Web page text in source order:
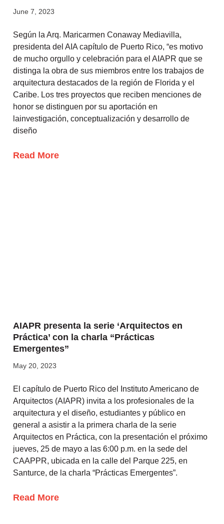
June 7, 2023
Según la Arq. Maricarmen Conaway Mediavilla,
presidenta del AIA capítulo de Puerto Rico, “es motivo
de mucho orgullo y celebración para el AIAPR que se
distinga la obra de sus miembros entre los trabajos de
arquitectura destacados de la región de Florida y el
Caribe. Los tres proyectos que reciben menciones de
honor se distinguen por su aportación en
lainvestigación, conceptualización y desarrollo de
diseño
Read More
AIAPR presenta la serie ‘Arquitectos en
Práctica’ con la charla “Prácticas
Emergentes”
May 20, 2023
El capítulo de Puerto Rico del Instituto Americano de
Arquitectos (AIAPR) invita a los profesionales de la
arquitectura y el diseño, estudiantes y público en
general a asistir a la primera charla de la serie
Arquitectos en Práctica, con la presentación el próximo
jueves, 25 de mayo a las 6:00 p.m. en la sede del
CAAPPR, ubicada en la calle del Parque 225, en
Santurce, de la charla “Prácticas Emergentes”.
Read More